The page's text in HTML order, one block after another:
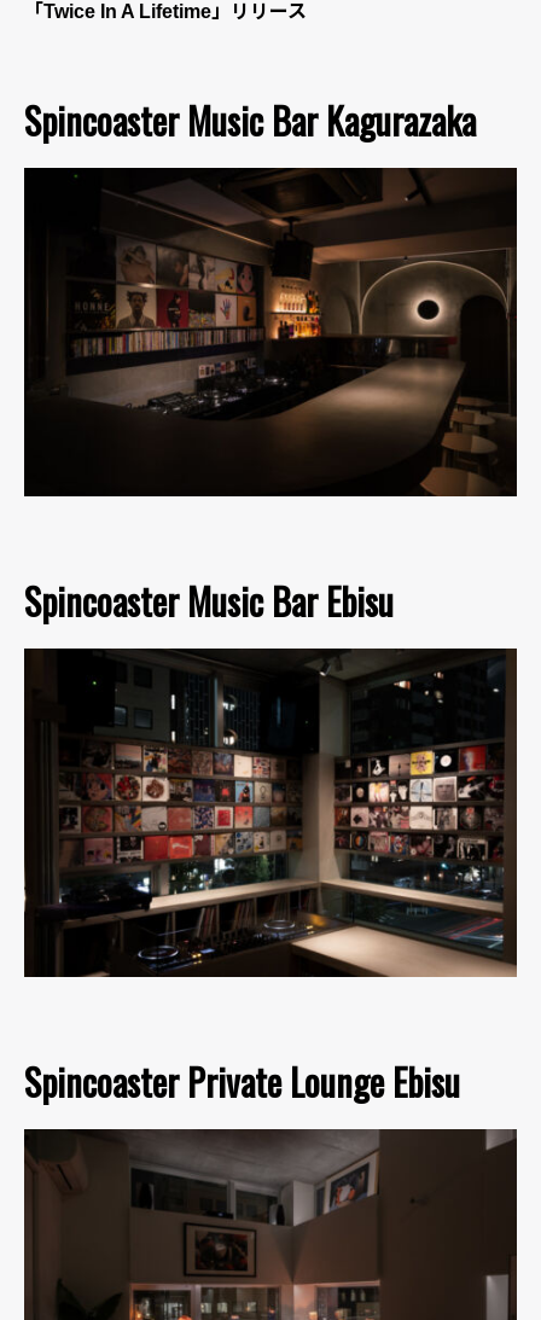
「Twice In A Lifetime」リリース
Spincoaster Music Bar Kagurazaka
Spincoaster Music Bar Ebisu
Spincoaster Private Lounge Ebisu